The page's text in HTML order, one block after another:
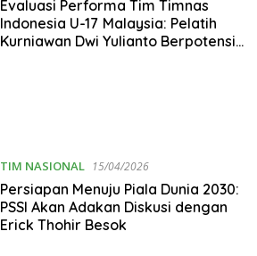
Evaluasi Performa Tim Timnas
Indonesia U-17 Malaysia: Pelatih
Kurniawan Dwi Yulianto Berpotensi
TIM NASIONAL 15/04/2026
Persiapan Menuju Piala Dunia 2030:
PSSI Akan Adakan Diskusi dengan
Erick Thohir Besok